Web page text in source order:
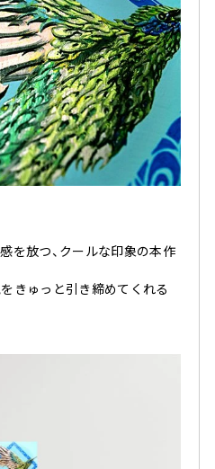
を放つ、クールな印象の本作
きゅっと引き締めてくれる